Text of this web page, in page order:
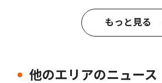
もっと見る
他のエリアのニュース